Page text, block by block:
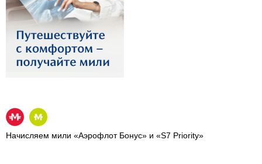
Начисляем мили «Аэрофлот Бонус» и «S7 Priority»